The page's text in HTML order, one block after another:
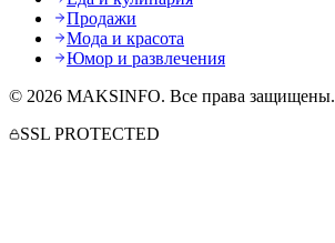
Продажи
Мода и красота
Юмор и развлечения
© 2026 MAKSINFO. Все права защищены.
SSL PROTECTED